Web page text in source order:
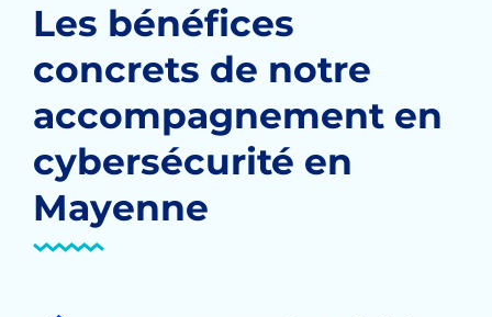
Les bénéfices
concrets de notre
accompagnement en
cybersécurité en
Mayenne